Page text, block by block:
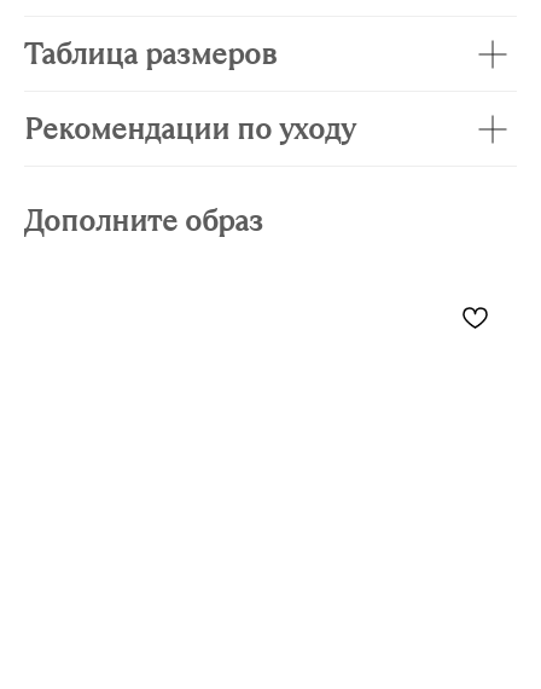
Таблица размеров
Рекомендации по уходу
Дополните образ